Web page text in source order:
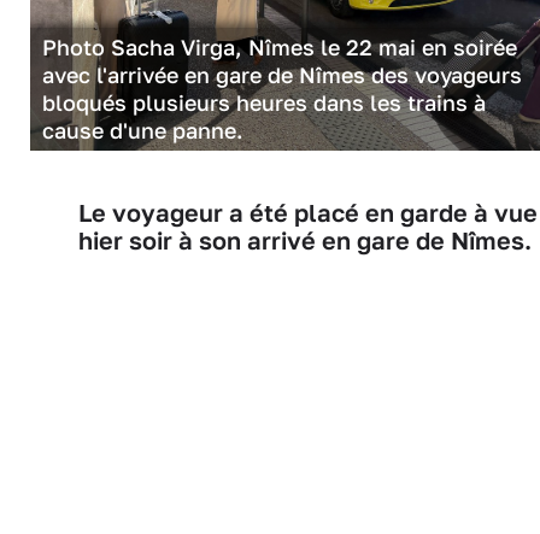
Photo Sacha Virga, Nîmes le 22 mai en soirée
avec l'arrivée en gare de Nîmes des voyageurs
bloqués plusieurs heures dans les trains à
cause d'une panne.
Le voyageur a été placé en garde à vue
hier soir à son arrivé en gare de Nîmes.